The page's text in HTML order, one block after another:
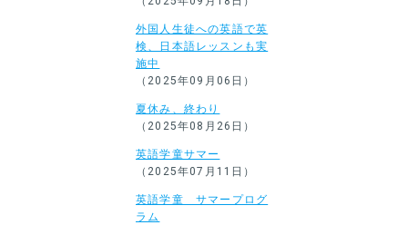
外国人生徒への英語で英
検、日本語レッスンも実
施中
（2025年09月06日）
夏休み、終わり
（2025年08月26日）
英語学童サマー
（2025年07月11日）
英語学童 サマープログ
ラム